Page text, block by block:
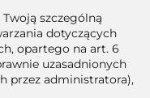
szczególną
dotyczących
opartego na art. 6
uzasadnionych
przez administratora),